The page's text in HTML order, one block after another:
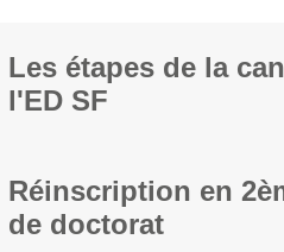
Les étapes de la
l'ED SF
Réinscription en
de doctorat